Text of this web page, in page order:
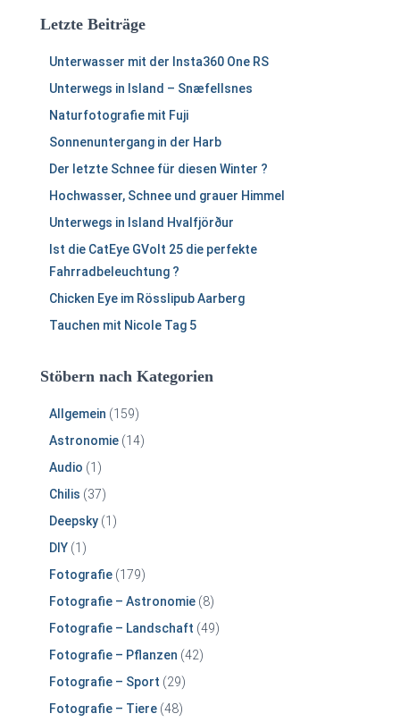
n
Letzte Beiträge
Unterwasser mit der Insta360 One RS
Unterwegs in Island – Snæfellsnes
Naturfotografie mit Fuji
Sonnenuntergang in der Harb
Der letzte Schnee für diesen Winter ?
Hochwasser, Schnee und grauer Himmel
Unterwegs in Island Hvalfjörður
Ist die CatEye GVolt 25 die perfekte
Fahrradbeleuchtung ?
Chicken Eye im Rösslipub Aarberg
Tauchen mit Nicole Tag 5
Stöbern nach Kategorien
Allgemein (159)
Astronomie (14)
Audio (1)
Chilis (37)
Deepsky (1)
DIY (1)
Fotografie (179)
Fotografie – Astronomie (8)
Fotografie – Landschaft (49)
Fotografie – Pflanzen (42)
Fotografie – Sport (29)
Fotografie – Tiere (48)